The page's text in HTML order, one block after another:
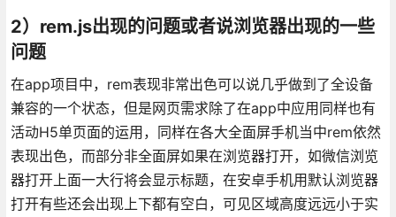
2）rem.js出现的问题或者说浏览器出现的一些
问题
在app项目中，rem表现非常出色可以说几乎做到了全设备
兼容的一个状态，但是网页需求除了在app中应用同样也有
活动H5单页面的运用，同样在各大全面屏手机当中rem依然
表现出色，而部分非全面屏如果在浏览器打开，如微信浏览
器打开上面一大行将会显示标题，在安卓手机用默认浏览器
打开有些还会出现上下都有空白，可见区域高度远远小于实